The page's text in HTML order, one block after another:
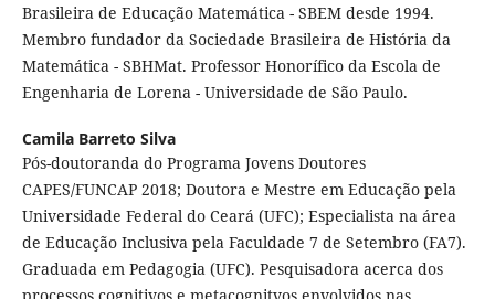
Brasileira de Educação Matemática - SBEM desde 1994.
Membro fundador da Sociedade Brasileira de História da
Matemática - SBHMat. Professor Honorífico da Escola de
Engenharia de Lorena - Universidade de São Paulo.
Camila Barreto Silva
Pós-doutoranda do Programa Jovens Doutores
CAPES/FUNCAP 2018; Doutora e Mestre em Educação pela
Universidade Federal do Ceará (UFC); Especialista na área
de Educação Inclusiva pela Faculdade 7 de Setembro (FA7).
Graduada em Pedagogia (UFC). Pesquisadora acerca dos
processos cognitivos e metacognitvos envolvidos nas